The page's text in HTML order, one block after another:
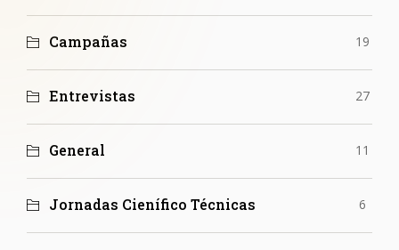
Campañas 19
Entrevistas 27
General 11
Jornadas Cienífico Técnicas 6